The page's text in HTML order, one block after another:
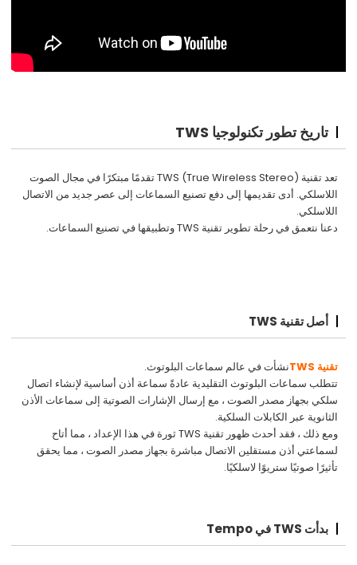
تاريخ تطور تكنولوجيا TWS
تعد تقنية TWS (True Wireless Stereo) تقدمًا مبتكرًا في مجال الصوت
اللاسلكي. أدى تقديمها إلى دفع تصنيع السماعات إلى عصر جديد من الاتصال
اللاسلكي.
دعنا نتعمق في رحلة تطوير تقنية TWS وتطبيقها في تصنيع السماعات.
أصل تقنية TWS
تقنية TWS
نشأت في عالم سماعات البلوتوث.
تتطلب سماعات البلوتوث التقليدية عادةً سماعة أذن أساسية لإنشاء اتصال
سلكي بجهاز مصدر الصوت ، مع إرسال الإشارات الصوتية إلى سماعات الأذن
الثانوية عبر الكابلات السلكية.
ومع ذلك ، فقد أحدث ظهور تقنية TWS ثورة في هذا الإعداد ، مما أتاح
لسماعتي أذن مستقلين الاتصال مباشرة بجهاز مصدر الصوت ، مما يحقق
تأثيرًا صوتيًا ستريوًا لاسلكيًا.
بدأت TWS في Tempo